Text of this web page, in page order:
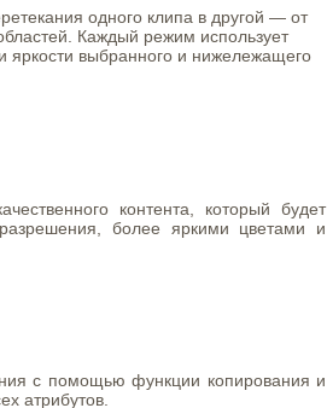
одного клипа в другой — от
Каждый режим использует
выбранного и нижележащего
контента, который будет
более яркими цветами и
с помощью функции копирования и
атрибутов.